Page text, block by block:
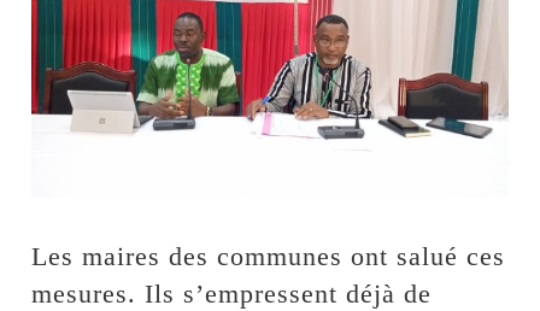
Les maires des communes ont salué ces
mesures. Ils s’empressent déjà de